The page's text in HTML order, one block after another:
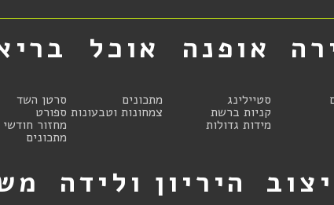
אופנה
סטיילינג
קניות ברשת
מידות גדולות
אוכל
מתכונים
צמחונות וטבעונות
סרטן השד
ספורט
מחזור חודשי
מתכונים
היריון ולידה